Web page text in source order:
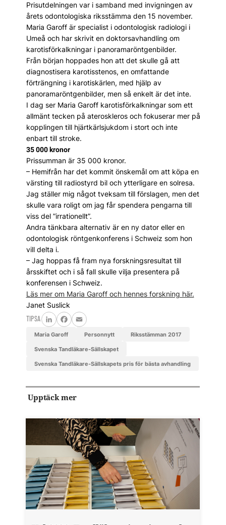
Prisutdelningen var i samband med invigningen av
årets odontologiska riksstämma den 15 november.
Maria Garoff är specialist i odontologisk radiologi i
Umeå och har skrivit en doktorsavhandling om
karotisförkalkningar i panoramaröntgenbilder.
Från början hoppades hon att det skulle gå att
diagnostisera karotisstenos, en omfattande
förträngning i karotiskärlen, med hjälp av
panoramaröntgenbilder, men så enkelt är det inte.
I dag ser Maria Garoff karotisförkalkningar som ett
allmänt tecken på ateroskleros och fokuserar mer på
kopplingen till hjärtkärlsjukdom i stort och inte
enbart till stroke.
35 000 kronor
Prissumman är 35 000 kronor.
– Hemifrån har det kommit önskemål om att köpa en
värsting till radiostyrd bil och ytterligare en solresa.
Jag ställer mig något tveksam till förslagen, men det
skulle vara roligt om jag får spendera pengarna till
viss del ”irrationellt”.
Andra tänkbara alternativ är en ny dator eller en
odontologisk röntgenkonferens i Schweiz som hon
vill delta i.
– Jag hoppas få fram nya forskningsresultat till
årsskiftet och i så fall skulle vilja presentera på
konferensen i Schweiz.
Läs mer om Maria Garoff och hennes forskning här.
Janet Suslick
TIPSA
LinkedInFacebook
Email
Maria Garoff personnytt Riksstämman 2017
Svenska Tandläkare-Sällskapet
Svenska Tandläkare-Sällskapets pris för bästa avhandling
Upptäck mer